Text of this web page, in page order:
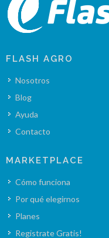
FLASH AGRO
Nosotros
Blog
Ayuda
Contacto
MARKETPLACE
Cómo funciona
Por qué elegirnos
Planes
Registrate Gratis!